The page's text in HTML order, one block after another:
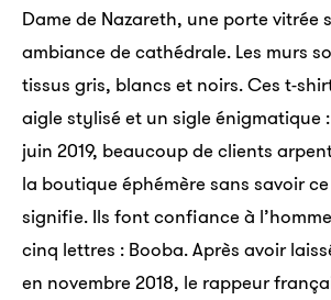
Dame de Nazareth, une porte vitrée
ambiance de cathédrale. Les murs
tissus gris, blancs et noirs. Ces t-
aigle stylisé et un sigle énigmatique :
juin 2019, beaucoup de clients
la boutique éphémère sans savoir
signifie. Ils font confiance à
cinq lettres : Booba. Après avoir
en novembre 2018, le rappeur